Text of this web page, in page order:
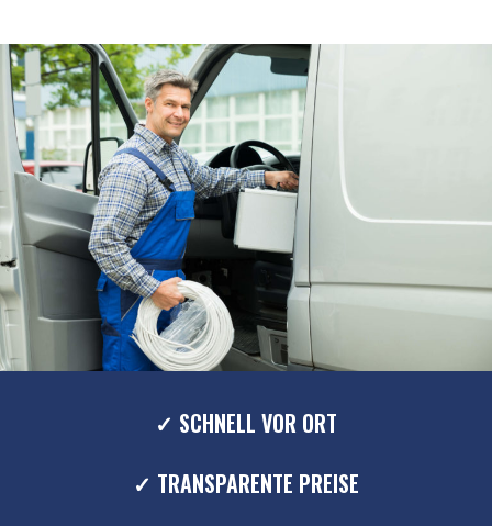
✓ SCHNELL VOR ORT
✓ TRANSPARENTE PREISE